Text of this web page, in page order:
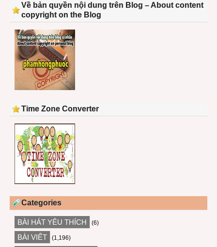
Về bản quyền nội dung trên Blog – About content
copyright on the Blog
Time Zone Converter
Categories
BÀI HÁT YÊU THÍCH (6)
BÀI VIẾT (1,196)